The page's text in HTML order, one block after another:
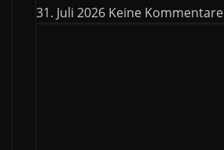
31. Juli 2026 Keine Kommentare